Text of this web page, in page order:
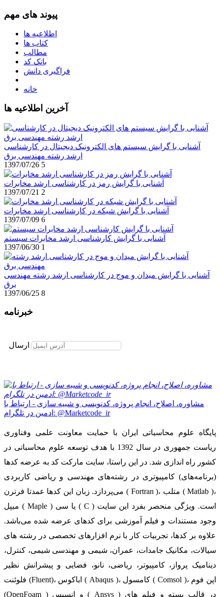
پیوند های مهم
اطلاعیه ها
کتاب ها
مطالب
بانک کد
فراگیری دانش
خانه
آخرین اطلاعیه ها
آشنایی با گرایش سیستم های الکترونیک دیجیتال در کارشناسی
ارشد رشته مهندسی برق
1397/07/26 5
آشنایی با گرایش رمز در کارشناسی ارشد مخابرات
1397/07/21 2
آشنایی با گرایش شبکه در کارشناسی ارشد مخابرات
1397/07/09 6
آشنایی با گرایش کارشناسی ارشد مخابرات سیستم
1397/06/30 1
آشنایی با گرایش میدان و موج در کارشناسی ارشد رشته مهندسی
برق
1397/06/25 8
خبرنامه
ارسال
مشاوره، اصلاح، انجام پروژه، کدنویسی و شبیه سازی - ارتباط با
ادمین در تلگرام: @Marketcode_ir
پایگاه علوم محاسباتی ایران با حمایت معاونت علمی وفناوری
ریاست جمهوری در سال 1392 با هدف توسعه علوم محاسباتی در
کشور راه اندازی شد. در این راستا، سایت مارکت کد به عرضه کدها
(برنامه‌های) کامپیوتری در رشته‌های مهندسی و ریاضی کاربردی
می‌پردازد. زبان این کدها عمدتا فرترن ( Fortran )، متلب ( Matlab )،
میپل ( Maple ) یا سی ( C ) است. ویژگی منحصر بفرد این سایت
وجود مستندات و فیلم آموزشی برای کدهای عرضه شده می‌باشد.
علاوه بر کدها، تجربیات کار با نرم افزارهای تخصصی در رشته های
سیالات، مکانیک جامدات، عمران، شیمی و مهندسی شیمی، کنترل،
دینامیک پرواز، کامپیوتر، ریاضی، نانو، فضایی و پیشرانش نظیر
فلوئنت (Fluent)، اباکوس ( Abaqus )، کامسول ( Comsol )، اپن فوم
(OpenFoam ) و انسیس ( Ansys ) در قالب بسته‌ و فیلم های